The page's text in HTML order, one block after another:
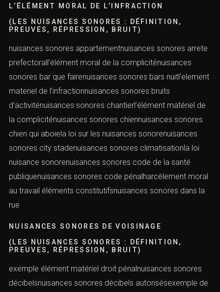
L’ÉLÉMENT MORAL DE L’INFRACTION
(LES NUISANCES SONORES : DÉFINITION,
PREUVES, RÉPRESSION, BRUIT)
nuisances sonores appartementnuisances sonores arrete
prefectorall’élément moral de la compliciténuisances
sonores bar que fairenuisances sonores bars nuitl’element
materiel de l’infractionnuisances sonores bruits
d’activiténuisances sonores chantierl’élément matériel de
la compliciténuisances sonores chiennuisances sonores
chien qui aboiela loi sur les nuisances sonorenuisances
sonores city stadenuisances sonores climatisationla loi
nuisance sonorenuisances sonores code de la santé
publiquenuisances sonores code pénalharcèlement moral
au travail éléments constitutifsnuisances sonores dans la
rue
NUISANCES SONORES DE VOISINAGE
(LES NUISANCES SONORES : DÉFINITION,
PREUVES, RÉPRESSION, BRUIT)
exemple élément matériel droit pénalnuisances sonores
décibelsnuisances sonores décibels autorisésexemple de